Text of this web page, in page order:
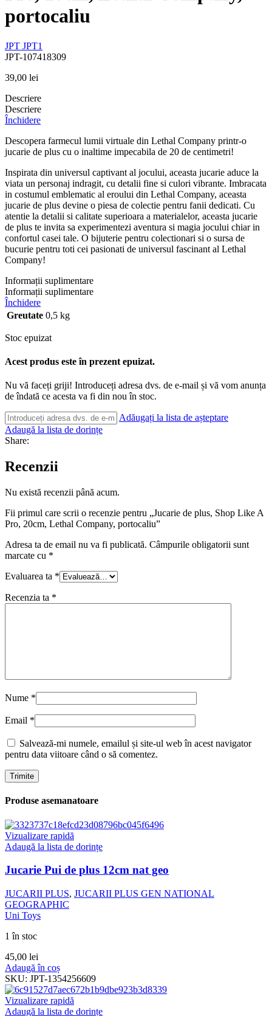
portocaliu
JPT JPT1
JPT-107418309
39,00 lei
Descriere
Descriere
Închidere
Descopera farmecul lumii virtuale din Lethal Company printr-o
jucarie de plus cu o inaltime impecabila de 20 de centimetri!
Inspirata din universul captivant al jocului, aceasta jucarie aduce la
viata un personaj indragit, cu detalii fine si culori vibrante. Imbracata
in costumul emblematic al eroului din Lethal Company, aceasta
jucarie de plus devine o piesa de colectie pentru fanii dedicati. Cu
atentie la detalii si calitate superioara a materialelor, aceasta jucarie
de plus te invita sa experimentezi aventura si magia jocului chiar in
confortul casei tale. O bijuterie pentru colectionari si o sursa de
bucurie pentru toti cei pasionati de universul fascinant al Lethal
Company!
Informații suplimentare
Informații suplimentare
Închidere
Greutate 0,5 kg
Stoc epuizat
Acest produs este în prezent epuizat.
Nu vă faceți griji! Introduceți adresa dvs. de e-mail și vă vom anunța
de îndată ce acesta va fi din nou în stoc.
Adăugați la lista de așteptare
Adaugă la lista de dorințe
Share:
Recenzii
Nu există recenzii până acum.
Fii primul care scrii o recenzie pentru „Jucarie de plus, Shop Like A
Pro, 20cm, Lethal Company, portocaliu”
Adresa ta de email nu va fi publicată. Câmpurile obligatorii sunt
marcate cu *
Evaluarea ta *
Recenzia ta *
Nume *
Email *
Salvează-mi numele, emailul și site-ul web în acest navigator
pentru data viitoare când o să comentez.
Produse asemanatoare
Vizualizare rapidă
Adaugă la lista de dorințe
Jucarie Pui de plus 12cm nat geo
JUCARII PLUS, JUCARII PLUS GEN NATIONAL
GEOGRAPHIC
Uni Toys
1 în stoc
45,00 lei
Adaugă în coș
SKU: JPT-1354256609
Vizualizare rapidă
Adaugă la lista de dorințe